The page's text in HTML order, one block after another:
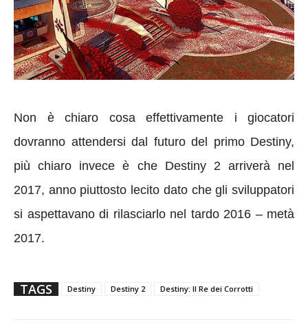
Non è chiaro cosa effettivamente i giocatori
dovranno attendersi dal futuro del primo Destiny,
più chiaro invece è che Destiny 2 arriverà nel
2017, anno piuttosto lecito dato che gli sviluppatori
si aspettavano di rilasciarlo nel tardo 2016 – metà
2017.
TAGS Destiny Destiny 2 Destiny: Il Re dei Corrotti